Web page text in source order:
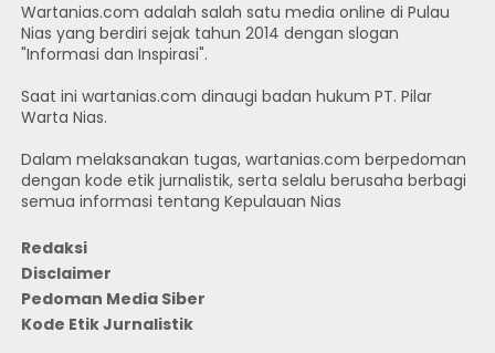
Wartanias.com adalah salah satu media online di Pulau
Nias yang berdiri sejak tahun 2014 dengan slogan
"Informasi dan Inspirasi".
Saat ini wartanias.com dinaugi badan hukum PT. Pilar
Warta Nias.
Dalam melaksanakan tugas, wartanias.com berpedoman
dengan kode etik jurnalistik, serta selalu berusaha berbagi
semua informasi tentang Kepulauan Nias
Redaksi
Disclaimer
Pedoman Media Siber
Kode Etik Jurnalistik